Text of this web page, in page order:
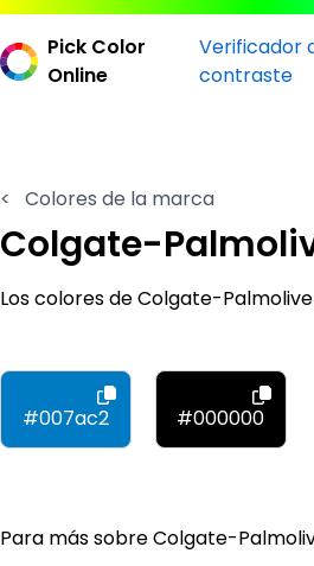
Pick Color
Online
Verificador
contraste
< Colores de la marca
Colgate-
Los colores de Colgate-
#007ac2 #000000
Para más sobre Colgate-